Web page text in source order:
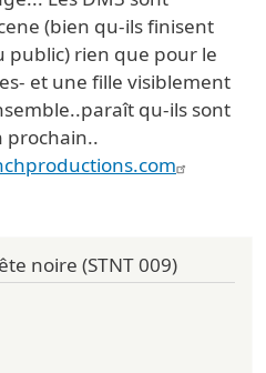
(bien qu-ils finisent
public) rien que pour le
et une fille visiblement
qu-ils sont
prochain..
noire (STNT 009)